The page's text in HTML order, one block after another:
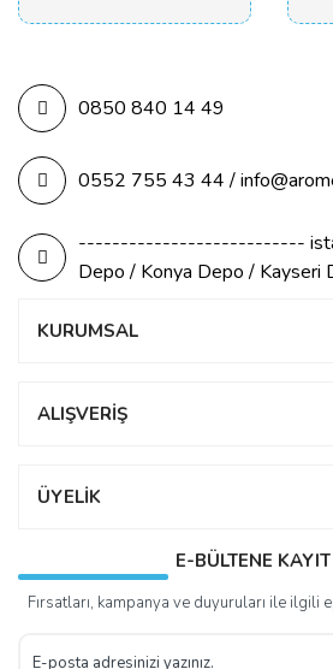
0850 840 14 49
0552 755 43 44 /
---------------------------
Depo / Konya Depo / Kayseri
KURUMSAL
ALIŞVERİŞ
ÜYELİK
E-BÜLTENE
Fırsatları, kampanya ve duyuruları ile ilgili